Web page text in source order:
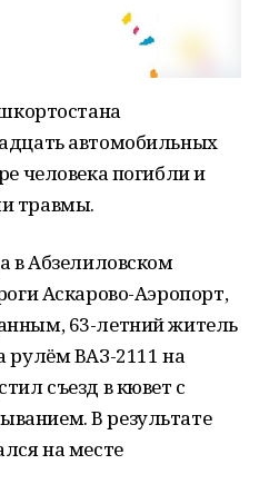
автомобильных
человека погибли и
травмы.
в Абзелиловском
Аскарово-Аэропорт,
63-летний житель
рулём ВАЗ-2111 на
съезд в кювет с
В результате
на месте